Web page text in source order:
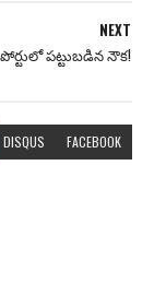
NEXT
పట్టుబడిన నౌక!
DISQUS FACEBOOK